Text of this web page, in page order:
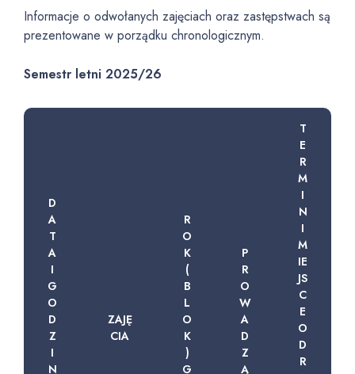
Informacje o odwołanych zajęciach oraz zastępstwach są
prezentowane w porządku chronologicznym.
Semestr letni 2025/26
D
A
T
A
I
G
O
D
Z
I
N
ZAJĘ
CIA
R
O
K
(
B
L
O
K
)
G
P
R
O
W
A
D
Z
Ą
T
E
R
M
I
N
I
M
IE
JS
C
E
O
D
R